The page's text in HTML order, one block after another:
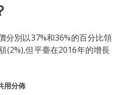
別以37%和36%的百分比領
(2%),但平臺在2016年的增長
用分佈